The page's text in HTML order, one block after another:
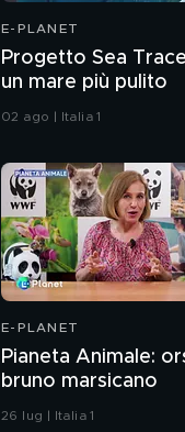
E-PLANET
Progetto Sea
un mare più pulito
02 ago | Italia 1
E-PLANET
Pianeta Animale:
bruno marsicano
26 lug | Italia 1